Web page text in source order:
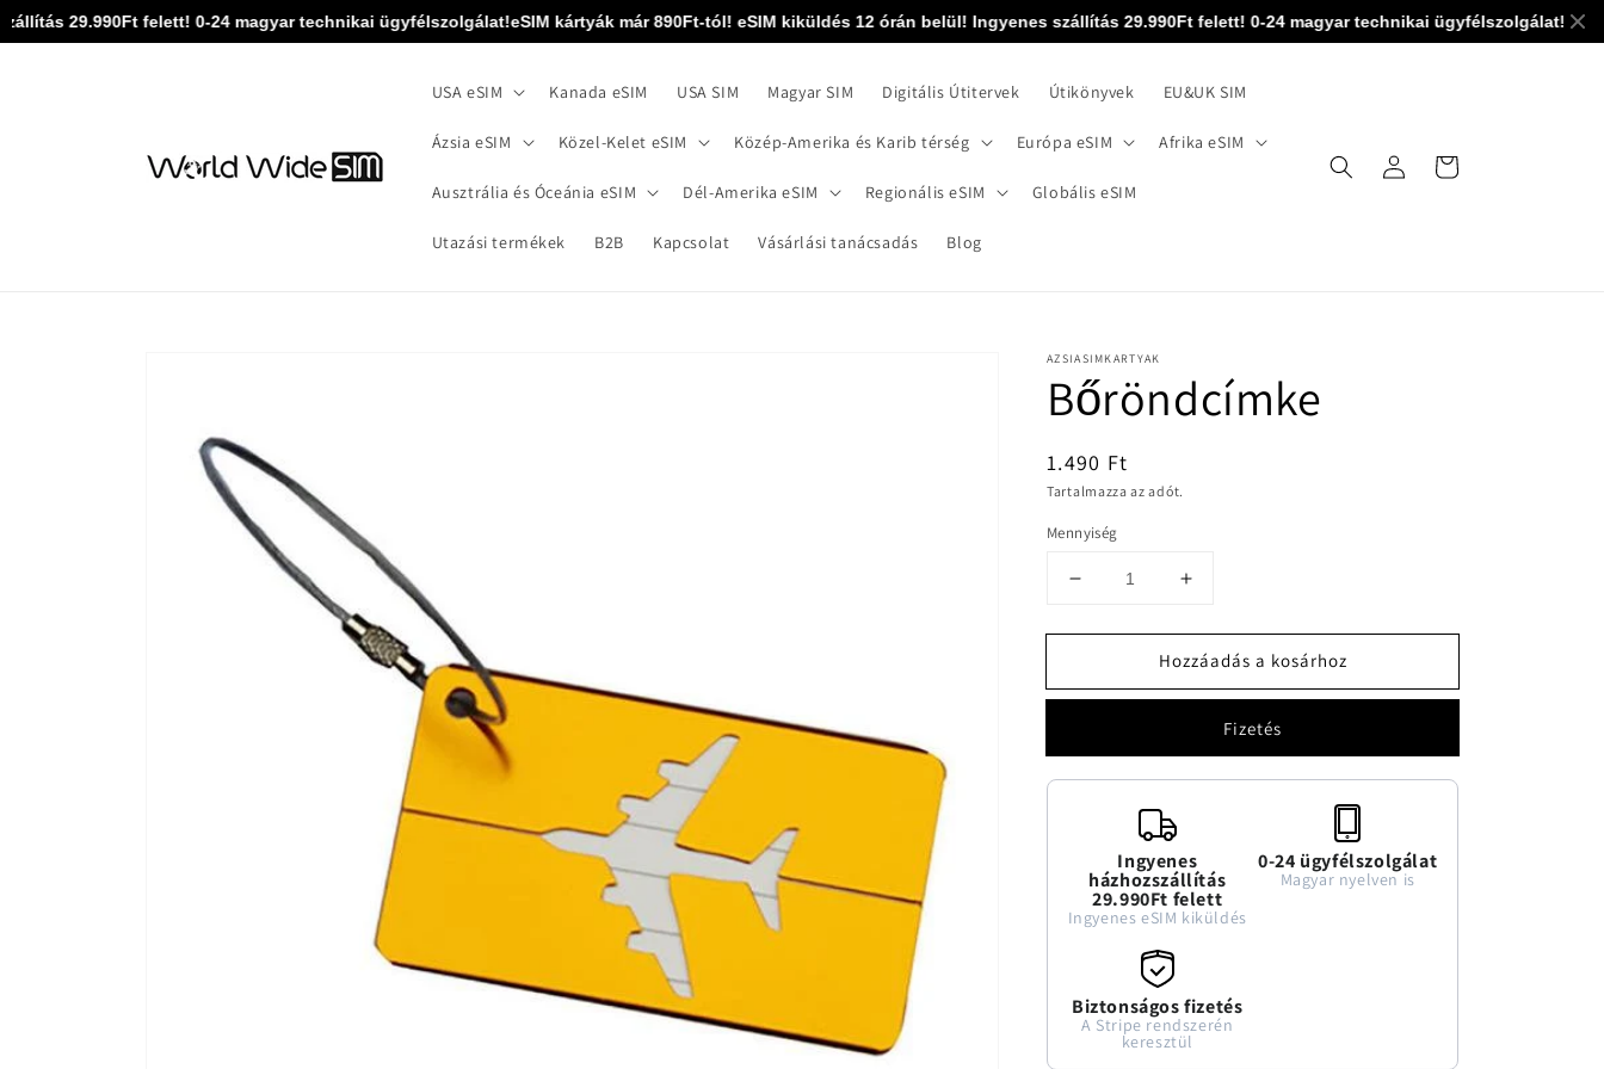
29.990Ft felett! 0-24 magyar technikai ügyfélszolgálat!eSIM kártyák már 890Ft-tól! eSIM kiküldés 12 órán belül! Ingyenes szállítás 29.990Ft felett! 0-24 magyar technikai ügyfélszolgálat!eSIM
Ugrás a
tartalomhoz
USA eSIM Kanada eSIM USA SIM Magyar SIM Digitális Útitervek Útikönyvek EU&UK SIM
Ázsia eSIM Közel-Kelet eSIM Közép-Amerika és Karib térség Európa eSIM Afrika eSIM
Ausztrália és Óceánia eSIM Dél-Amerika eSIM Regionális eSIM Globális eSIM
Utazási termékek B2B Kapcsolat Vásárlási tanácsadás Blog
BejelentkezésKosár
AZSIASIMKARTYAK
Bőröndcímke
Normál
ár
1.490 Ft
Tartalmazza az adót.
Mennyiség
Bőröndcímke
csökkentése
Bőröndcímke
növelése
Hozzáadás a kosárhoz
Fizetés
Ingyenes
házhozszállítás
29.990Ft felett
Ingyenes eSIM kiküldés
0-24 ügyfélszolgálat
Magyar nyelven is
Biztonságos fizetés
A Stripe rendszerén
keresztül